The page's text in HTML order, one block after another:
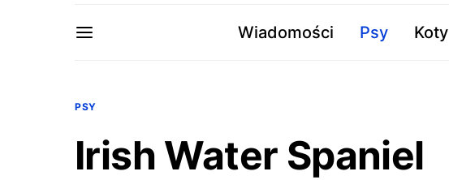
Wiadomości Psy Koty
PSY
Irish Water Spaniel